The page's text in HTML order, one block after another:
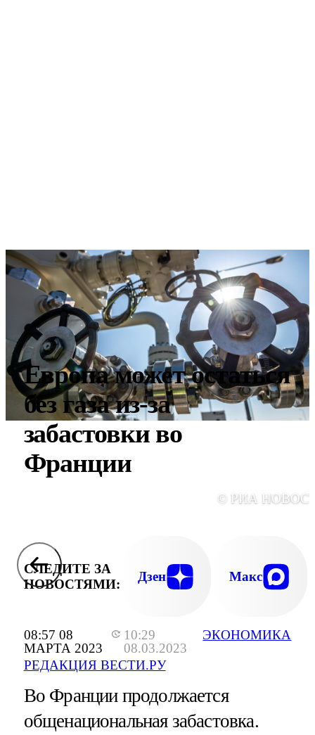
08:57 08
МАРТА 2023
10:29
08.03.2023
РЕДАКЦИЯ ВЕСТИ.РУ
ЭКОНОМИКА
Европа может остаться
без газа из-за
забастовки во
Франции
© РИА
СЛЕДИТЕ ЗА
НОВОСТЯМИ:
Дзен Макс
Во Франции продолжается
общенациональная забастовка.